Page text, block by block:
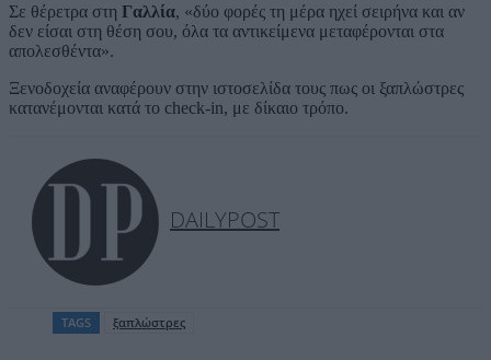
Σε θέρετρα στη Γαλλία, «δύο φορές τη μέρα ηχεί σειρήνα και αν
δεν είσαι στη θέση σου, όλα τα αντικείμενα μεταφέρονται στα
απολεσθέντα».
Ξενοδοχεία αναφέρουν στην ιστοσελίδα τους πως οι ξαπλώστρες
κατανέμονται κατά το check-in, με δίκαιο τρόπο.
DAILYPOST
TAGS ξαπλώστρες